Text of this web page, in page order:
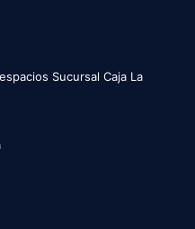
Sucursal Caja La